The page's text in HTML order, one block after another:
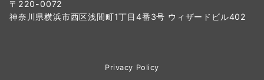
〒220-0072
神奈川県横浜市西区浅間町1丁目4番3号 ウィザードビル402
Privacy Policy